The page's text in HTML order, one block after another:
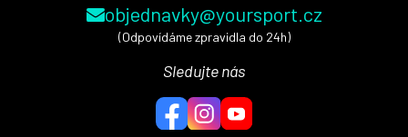
objednavky@yoursport.cz
(Odpovídáme zpravidla do 24h)
Sledujte nás